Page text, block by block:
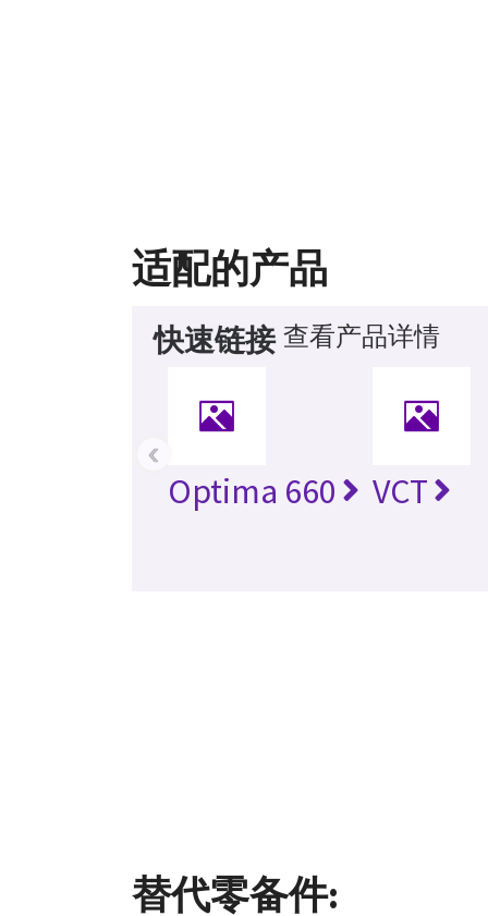
适配的产品
快速链接 查看产品详情
Optima 660 VCT
‹
替代零备件: